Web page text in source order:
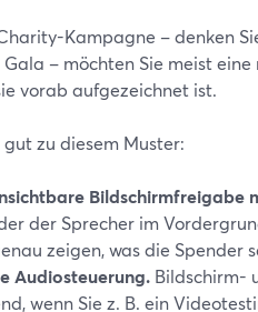
Kampagne – denken
– möchten Sie meist
vorab aufgezeichnet ist.
zu diesem Muster:
Bildschirmfreigabe
der Sprecher im
zeigen, was die Spender
Audiosteuerung. Bildschirm-
wenn Sie z. B. ein